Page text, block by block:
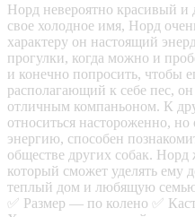
Норд невероятно красивый
свое холодное имя, Норд
характеру он настоящий
прогулки, когда можно и
и конечно попросить, чтобы
располагающий к себе пес,
отличным компаньоном. К
относиться настороженно,
энергию, способен
обществе других собак. Норд
который сможет уделять ему
теплый дом и любящую
✅ Размер — по колено ✅